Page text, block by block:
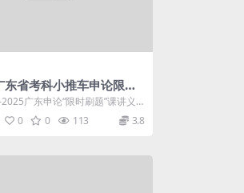
省考科小推车申论限时
广东申论“限时刷题”课讲义.p
...
0 0 113 3.8